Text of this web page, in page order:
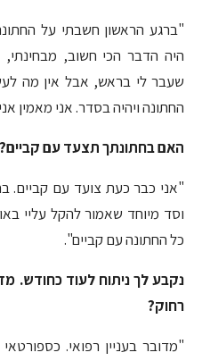
"ברגע הראשון חשבתי על
היה הדבר הכי חשוב,
שעבר לי בראש, אבל אין מה
החתונה ויהיה בסדר. אני מאמין
האם בחתונתך תצעד עם קביים?
"אני כבר כעת צועד עם קביים.
וסד מיוחד שאמור להקל עליי
כל החתונה עם קביים".
נקבע לך ניתוח לעוד כחודש.
רחוק?
"מדובר בעניין רפואי.